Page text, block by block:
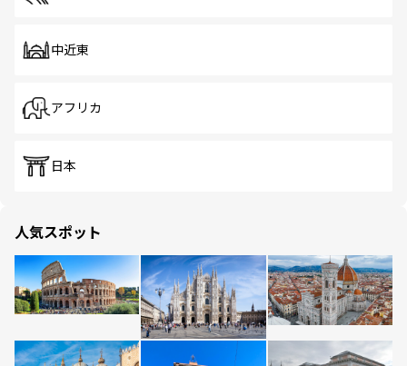
中近東
アフリカ
日本
人気スポット